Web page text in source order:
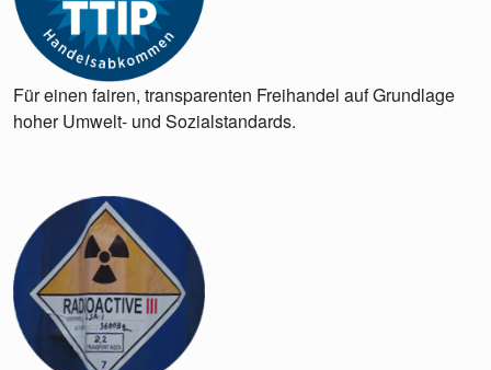
Für einen fairen, transparenten Freihandel auf Grundlage
hoher Umwelt- und Sozialstandards.